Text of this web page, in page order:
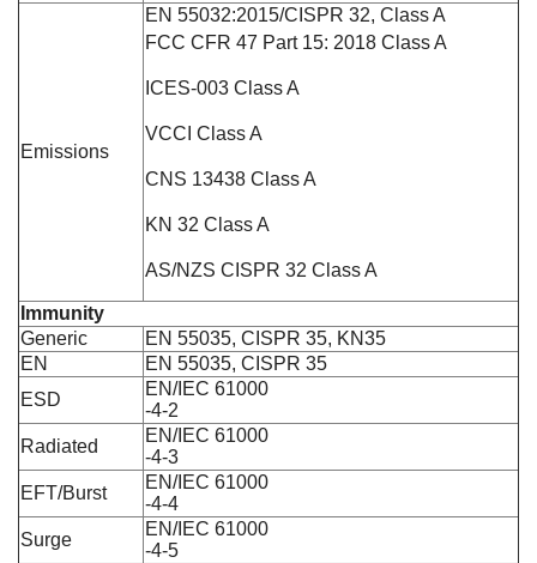
Emissions
EN 55032:2015/CISPR 32, Class A
FCC CFR 47 Part 15: 2018 Class A
ICES-003 Class A
VCCI Class A
CNS 13438 Class A
KN 32 Class A
AS/NZS CISPR 32 Class A
Immunity
Generic
EN 55035, CISPR 35, KN35
EN
EN 55035, CISPR 35
ESD
EN/IEC 61000
-4-2
Radiated
EN/IEC 61000
-4-3
EFT/Burst
EN/IEC 61000
-4-4
Surge
EN/IEC 61000
-4-5